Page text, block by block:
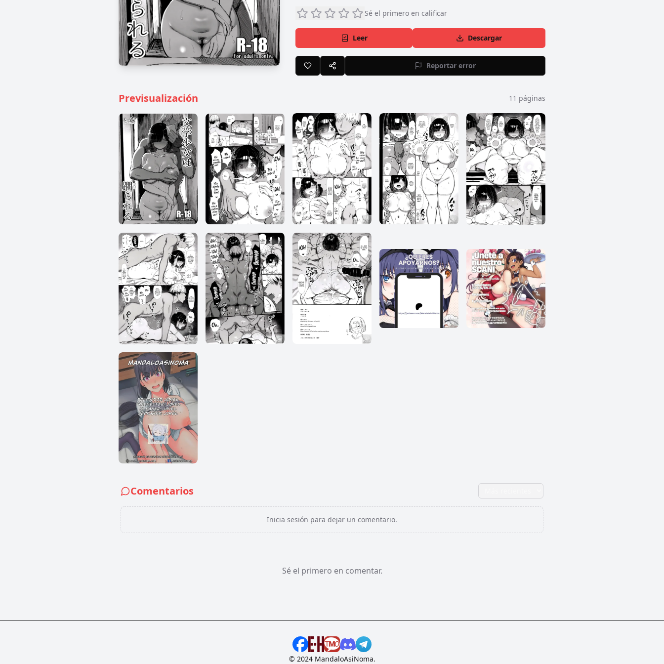
Sé el primero en calificar
Leer Descargar
Reportar error
Previsualización 11 páginas
Comentarios
Inicia sesión para dejar un comentario.
Sé el primero en comentar.
© 2024 MandaloAsiNoma.